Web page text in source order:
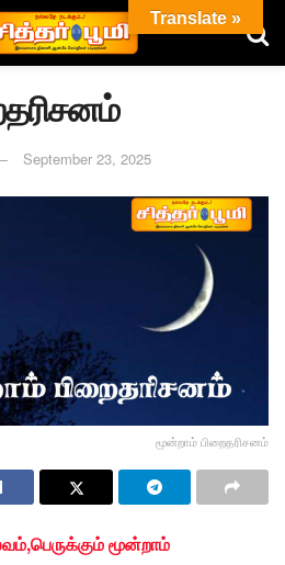
September 23, 2025
மூன்றாம் பிறைதரிசனம்
மூன்றாம்
Translate »